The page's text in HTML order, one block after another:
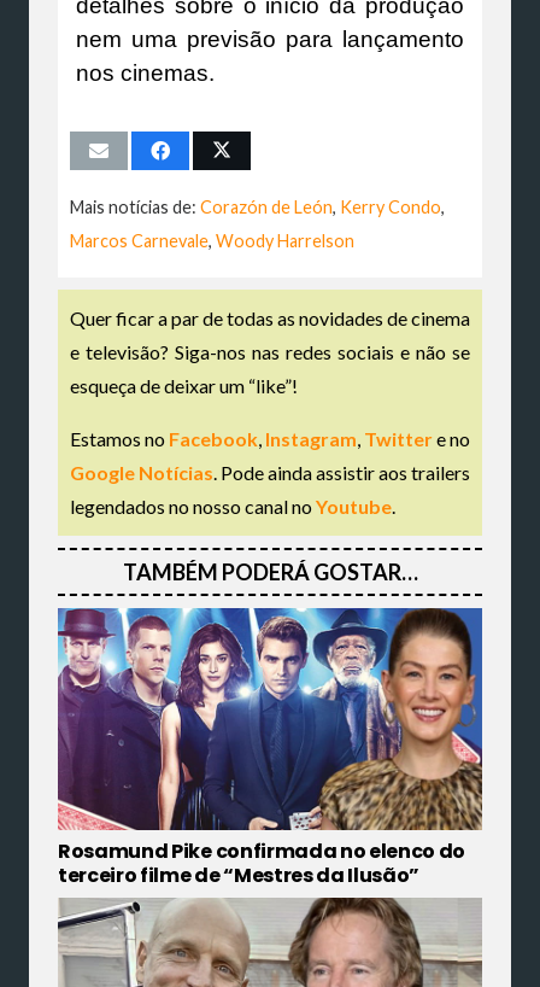
detalhes sobre o início da produção
nem uma previsão para lançamento
nos cinemas.
Mais notícias de: Corazón de León, Kerry Condo,
Marcos Carnevale, Woody Harrelson
Quer ficar a par de todas as novidades de cinema
e televisão? Siga-nos nas redes sociais e não se
esqueça de deixar um “like”!
Estamos no Facebook, Instagram, Twittere no
Google Notícias. Pode ainda assistir aos trailers
legendados no nosso canal noYoutube.
TAMBÉM PODERÁ GOSTAR…
Rosamund Pike confirmada no elenco do
terceiro filme de “Mestres da Ilusão”